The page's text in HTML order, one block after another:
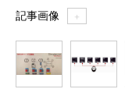
記事画像 ＋